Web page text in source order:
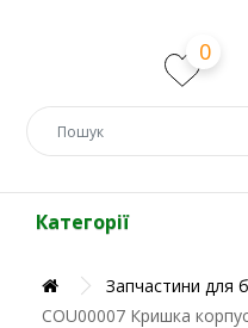
0
Категорії
Запчастини для
COU00007 Кришка